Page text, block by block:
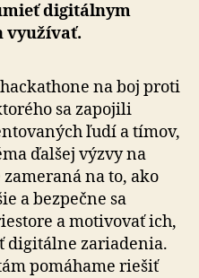
digitálnym
využívať.
na boj proti
sa zapojili
ľudí a tímov,
ďalšej výzvy na
na to, ako
a bezpečne sa
a motivovať ich,
digitálne zariadenia.
pomáhame riešiť